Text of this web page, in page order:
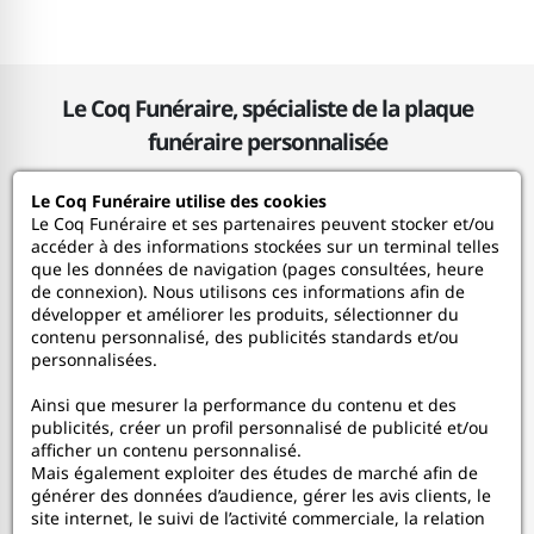
Alain
16/11/2024
5belle qualité
Genevieve
14/10/2024
4
Très belle plaque avec photo qui ressort très bien.
Muriel
14/09/2024
5
Plaque très lumineuse, j'aime beaucoup.
Le Coq Funéraire, spécialiste de la plaque
funéraire personnalisée
Le Coq Funéraire
Nos services
Mon Compte
Aide
A propos
Le Coq Funéraire utilise des cookies
Le Coq Funéraire et ses partenaires peuvent stocker et/ou
accéder à des informations stockées sur un terminal telles
que les données de navigation (pages consultées, heure
de connexion). Nous utilisons ces informations afin de
développer et améliorer les produits, sélectionner du
contenu personnalisé, des publicités standards et/ou
personnalisées.
Ainsi que mesurer la performance du contenu et des
publicités, créer un profil personnalisé de publicité et/ou
afficher un contenu personnalisé.
Mais également exploiter des études de marché afin de
générer des données d’audience, gérer les avis clients, le
site internet, le suivi de l’activité commerciale, la relation